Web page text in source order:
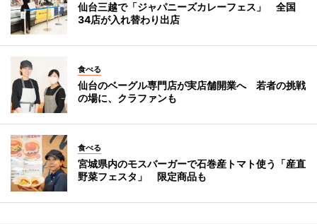
仙台三越で「ジャパニーズカレーフェス」 全国
34店が入れ替わり出店
食べる
仙台のベーグル専門店が実店舗開業へ 若者の挑戦
の場に、クラファンも
食べる
宮城県内のモスバーガーで石巻産トマト使う「産直
野菜フェスタ」 限定商品も